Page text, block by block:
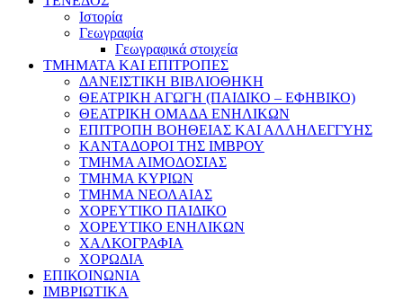
Ιστορία
Γεωγραφία
Γεωγραφικά στοιχεία
ΤΜΗΜΑΤΑ ΚΑΙ ΕΠΙΤΡΟΠΕΣ
ΔΑΝΕΙΣΤΙΚΗ ΒΙΒΛΙΟΘΗΚΗ
ΘΕΑΤΡΙΚΗ ΑΓΩΓΗ (ΠΑΙΔΙΚΟ – ΕΦΗΒΙΚΟ)
ΘΕΑΤΡΙΚΗ ΟΜΑΔΑ ΕΝΗΛΙΚΩΝ
ΕΠΙΤΡΟΠΗ ΒΟΗΘΕΙΑΣ ΚΑΙ ΑΛΛΗΛΕΓΓΥΗΣ
ΚΑΝΤΑΔΟΡΟΙ ΤΗΣ ΙΜΒΡΟΥ
ΤΜΗΜΑ ΑΙΜΟΔΟΣΙΑΣ
ΤΜΗΜΑ ΚΥΡΙΩΝ
ΤΜΗΜΑ ΝΕΟΛΑΙΑΣ
ΧΟΡΕΥΤΙΚΟ ΠΑΙΔΙΚΟ
ΧΟΡΕΥΤΙΚΟ ΕΝΗΛΙΚΩΝ
ΧΑΛΚΟΓΡΑΦΙΑ
ΧΟΡΩΔΙΑ
ΕΠΙΚΟΙΝΩΝΙΑ
ΙΜΒΡΙΩΤΙΚΑ